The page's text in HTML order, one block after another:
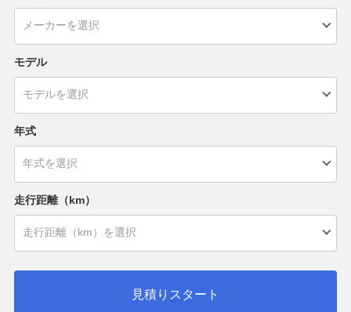
モデル
年式
走行距離（km）
見積りスタート